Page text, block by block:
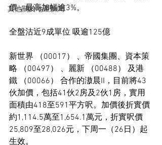
其他關於地產新聞
價，最高加幅逾3%。
全盤沽近9成單位 吸逾125億
新世界 （00017） 、帝國集團、資本策
略 （00497） 、麗新 （00488） 及港
鐵 （00066） 合作的滶晨II，目前將43
伙加價，包括41伙2房及2伙1房，實用
面積由418至591平方呎。加價後折實價
約1,114.5萬至1,654.1萬元，折實呎價
25,809至28,026元，下周一（26日）起
生效。